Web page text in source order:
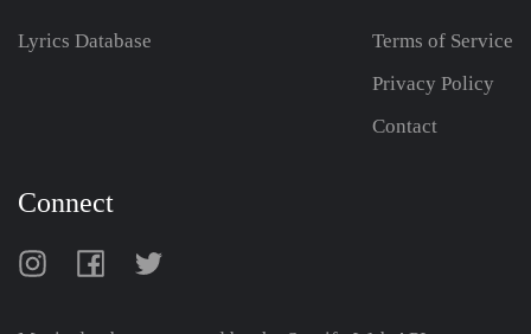
Lyrics Database
Terms of Service
Privacy Policy
Contact
Connect